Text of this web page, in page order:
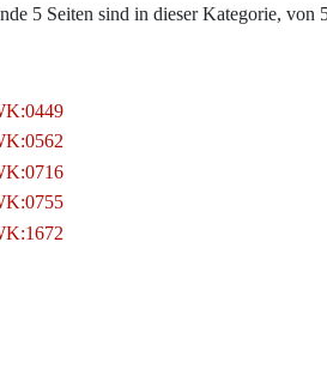
5 Seiten sind in dieser Kategorie, von